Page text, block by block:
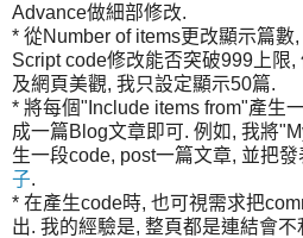
Advance做細部修改.
* 從Number of items更改顯示篇數
Script code修改能否突破999上限
及網頁美觀, 我只設定顯示50篇.
* 將每個"Include items from"產生
成一篇Blog文章即可. 例如, 我將
生一段code, post一篇文章, 並把
子.
* 在產生code時, 也可視需求把
出. 我的經驗是, 整頁都是連結會